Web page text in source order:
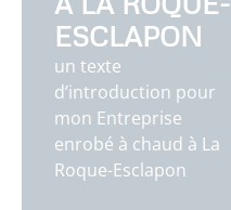
ESCLAPON
un texte
d’introduction pour
mon Entreprise
enrobé à chaud à La
Roque-Esclapon